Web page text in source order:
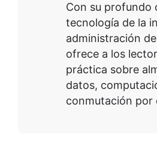
Con su profundo
tecnología de la
administración
ofrece a los
práctica sobre
datos,
conmutación por